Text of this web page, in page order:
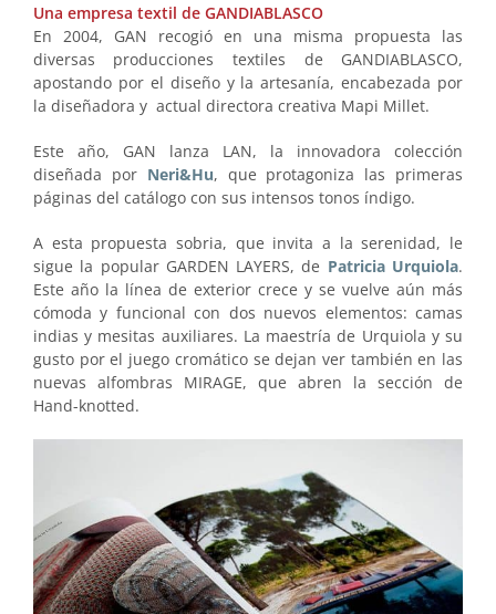
Una empresa textil de GANDIABLASCO
En 2004, GAN recogió en una misma propuesta las
diversas producciones textiles de GANDIABLASCO,
apostando por el diseño y la artesanía, encabezada por
la diseñadora y actual directora creativa Mapi Millet.
Este año, GAN lanza LAN, la innovadora colección
diseñada por Neri&Hu, que protagoniza las primeras
páginas del catálogo con sus intensos tonos índigo.
A esta propuesta sobria, que invita a la serenidad, le
sigue la popular GARDEN LAYERS, de Patricia Urquiola.
Este año la línea de exterior crece y se vuelve aún más
cómoda y funcional con dos nuevos elementos: camas
indias y mesitas auxiliares. La maestría de Urquiola y su
gusto por el juego cromático se dejan ver también en las
nuevas alfombras MIRAGE, que abren la sección de
Hand-knotted.